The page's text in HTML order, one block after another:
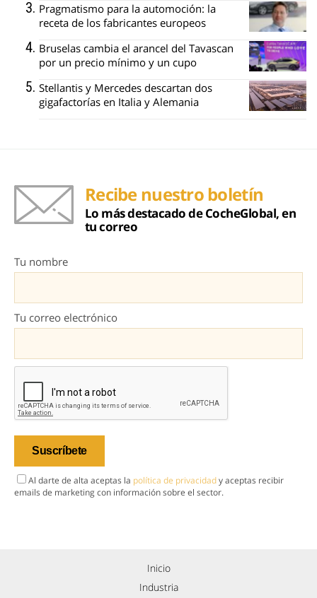
Pragmatismo para la automoción: la
receta de los fabricantes europeos
Bruselas cambia el arancel del Tavascan
por un precio mínimo y un cupo
Stellantis y Mercedes descartan dos
gigafactorías en Italia y Alemania
Recibe nuestro boletín
Lo más destacado de CocheGlobal, en
tu correo
Tu nombre
Tu correo electrónico
Al darte de alta aceptas la política de privacidady aceptas recibir
emails de marketing con información sobre el sector.
Inicio
Industria